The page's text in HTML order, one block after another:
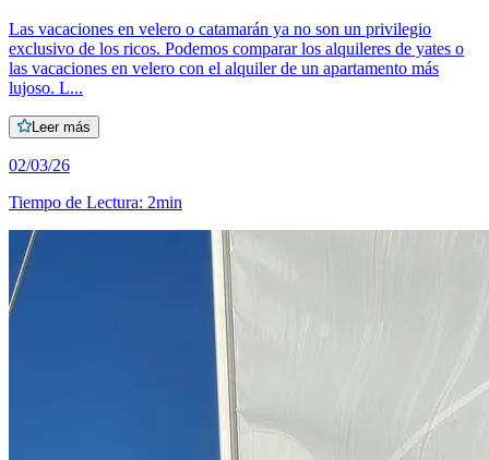
Las vacaciones en velero o catamarán ya no son un privilegio
exclusivo de los ricos. Podemos comparar los alquileres de yates o
las vacaciones en velero con el alquiler de un apartamento más
lujoso. L...
Leer más
02/03/26
Tiempo de Lectura: 2min